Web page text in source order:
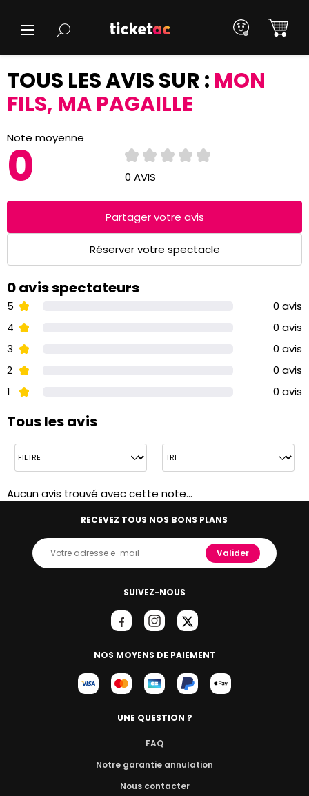
TOUS LES AVIS SUR : MON
FILS, MA PAGAILLE
Note moyenne
0 0 AVIS
Réserver votre spectacle
Partager votre avis
0 avis spectateurs
5
0 avis
4
0 avis
3
0 avis
2
0 avis
1
0 avis
Tous les avis
Aucun avis trouvé avec cette note...
SUIVEZ-NOUS
NOS MOYENS DE PAIEMENT
RECEVEZ TOUS NOS BONS PLANS
Valider
UNE QUESTION ?
FAQ
Notre garantie annulation
Nous contacter